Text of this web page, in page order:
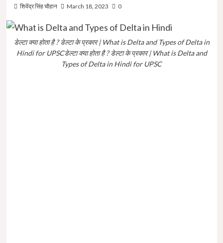
शिवेंद्र सिंह चौहान March 18, 2023 0
डेल्टा क्या होता है ? डेल्टा के प्रकार | What is Delta and Types of Delta in
Hindi for UPSCडेल्टा क्या होता है ? डेल्टा के प्रकार | What is Delta and
Types of Delta in Hindi for UPSC